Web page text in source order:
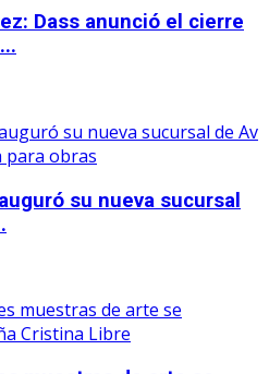
Dass anunció el cierre
su nueva sucursal